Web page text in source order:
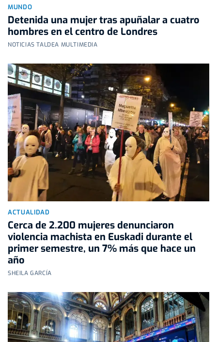
MUNDO
Detenida una mujer tras apuñalar a cuatro
hombres en el centro de Londres
NOTICIAS TALDEA MULTIMEDIA
ACTUALIDAD
Cerca de 2.200 mujeres denunciaron
violencia machista en Euskadi durante el
primer semestre, un 7% más que hace un
año
SHEILA GARCÍA